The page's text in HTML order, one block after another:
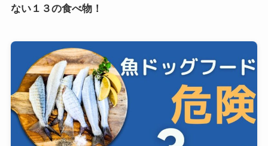
ない１３の食べ物！